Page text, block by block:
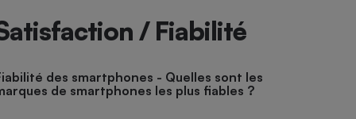
/ Fiabilité
des smartphones - Quelles sont les
de smartphones les plus fiables ?